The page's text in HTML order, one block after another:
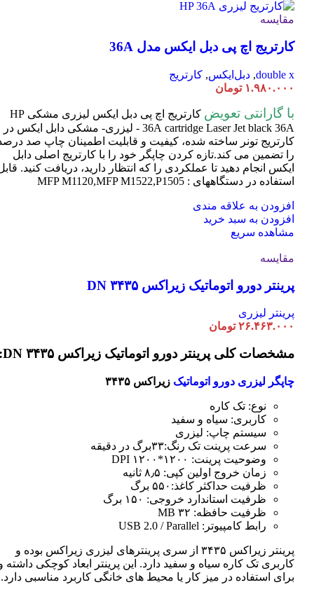
مقایسه
کارتریج اچ پی دبل ایکس مدل 36A
double x
, دبل‌ایکس, کارتریج
۱.۹۸۰.۰۰۰ تومان
با گارانتی تعویض
کارتریج اچ پی دبل ایکس لیزری مشکی HP
36A cartridge Laser
Jet black 36A - لیزری- مشکی دابل ایکس در
کارتریج تونر ساخته شده، کیفیت و قابلیت اطمینان چاپ صد
را تضمین می کند.تازه کردن چاپگر خود را با کارتریج اصلی دابل
ایکس انجام دهید تا عملکردی را که انتظار دارید، دریافت کنید.
استفاده در دستگاههای : MFP M1120,MFP M1522,P1505
افزودن به علاقه مندی
افزودن به سبد خرید
مشاهده سریع
مقایسه
پرینتر دورو اتوماتیک زیراکس DN ۳۴۳۵
پرینتر لیزری
۲۶.۴۶۳.۰۰۰ تومان
مشخصات کلی پرینتر دورو اتوماتیک زیراکس DN ۳۴۳۵:
چاپگر لیزری دورو اتوماتیک زیراکس ۳۴۳۵
نوع: تک کاره
کاربری: سیاه و سفید
سیستم چاپ: لیزری
سرعت پرینت تک رنگ:۳۳برگ در دقیقه
وضوحیت پرینت: ۱۲۰۰*۱۲۰۰ DPI
زمان خروج اولین کپی: ۸٫۵ ثانیه
ظرفیت حداکثر کاغذ:۵۵۰ برگ
ظرفیت استاندارد خروجی: ۱۵۰ برگ
ظرفیت حافظه: ۳۲ MB
رابط کامپیوتر: USB 2.0 / Parallel
پرینتر زیراکس ۳۴۳۵ از سری پرینترهای لیزری زیراکس بوده و
کاربری تک کاره سیاه و سفید دارد. این پرینتر ابعاد کوچکی داشته
برای استفاده در میز کار یا محیط های خانگی کاربرد مناسبی دارد.